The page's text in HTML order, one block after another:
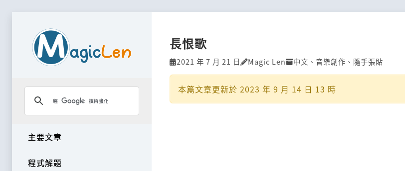
主要文章
程式解題
長恨歌
2021 年 7 月 21 日 Magic Len 中文 、 音樂創作 、 隨手張貼
本篇文章更新於 2023 年 9 月 14 日 13 時